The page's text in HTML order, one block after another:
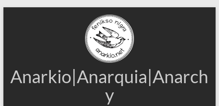
Anarkio|Anarquia|Anarch
y